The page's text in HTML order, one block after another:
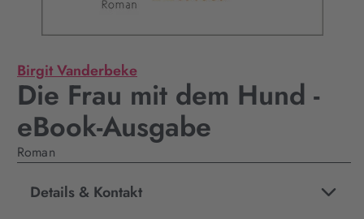
Birgit Vanderbeke
Die Frau mit dem Hund -
eBook-Ausgabe
Roman
Details & Kontakt